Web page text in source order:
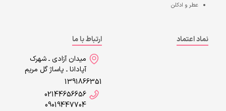
عطر و ادکلن
نماد اعتماد
ارتباط با ما
میدان آزادی ـ شهرک
آپادانا ـ پاساژ گل مریم
1391866351
02144656656
09019447704